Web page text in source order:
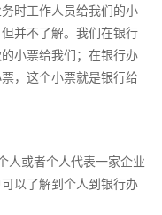
时工作人员给我们的小
并不了解。我们在银行
小票给我们；在银行办
，这个小票就是银行给
人或者个人代表一家企业
以了解到个人到银行办